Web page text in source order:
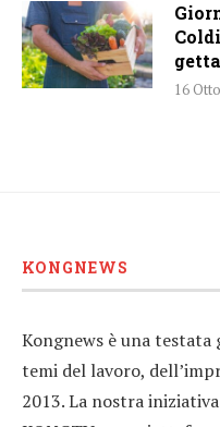
16
KONGNEWS
Kongnews è una
temi del lavoro,
2013. La nostra